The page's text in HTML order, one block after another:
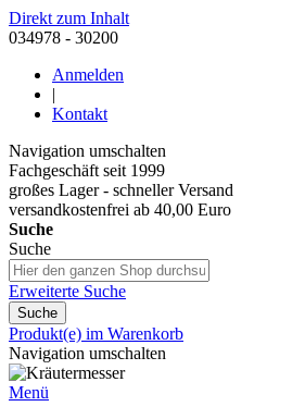
Direkt zum Inhalt
034978 - 30200
Anmelden
|
Kontakt
Navigation umschalten
Fachgeschäft seit 1999
großes Lager - schneller Versand
versandkostenfrei ab 40,00 Euro
Suche
Suche
Erweiterte Suche
Suche
Produkt(e) im Warenkorb
Navigation umschalten
Menü